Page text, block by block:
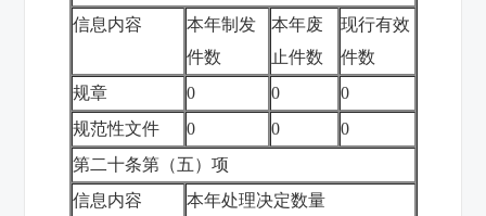
信息内容
本年制发
件数
本年废
止件数
现行有效
件数
规章
0 0
0
规范性文件
0 0
0
第二十条第（五）项
信息内容
本年处理决定数量